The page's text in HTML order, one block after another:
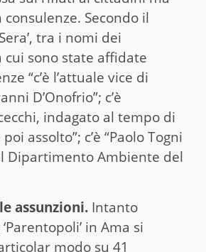
Secondo il
tra i nomi dei
cui sono state affidate
“c’è l’attuale vice di
D’Onofrio”; c’è
indagato al tempo di
assolto”; c’è “Paolo Togni
Dipartimento Ambiente del
assunzioni. Intanto
in Ama si
modo su 41